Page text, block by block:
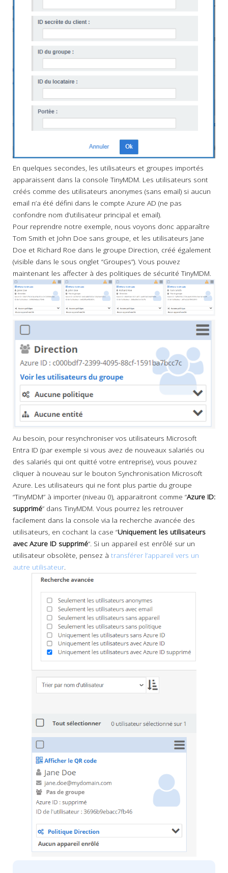
En quelques secondes, les utilisateurs et groupes importés
apparaissent dans la console TinyMDM. Les utilisateurs sont
créés comme des utilisateurs anonymes (sans email) si aucun
email n’a été défini dans le compte Azure AD (ne pas
confondre nom d’utilisateur principal et email).
Pour reprendre notre exemple, nous voyons donc apparaître
Tom Smith et John Doe sans groupe, et les utilisateurs Jane
Doe et Richard Roe dans le groupe Direction, créé également
(visible dans le sous onglet “Groupes”). Vous pouvez
maintenant les affecter à des politiques de sécurité TinyMDM.
Au besoin, pour resynchroniser vos utilisateurs Microsoft
Entra ID (par exemple si vous avez de nouveaux salariés ou
des salariés qui ont quitté votre entreprise), vous pouvez
cliquer à nouveau sur le bouton Synchronisation Microsoft
Azure. Les utilisateurs qui ne font plus partie du groupe
“TinyMDM” à importer (niveau 0), apparaitront comme “Azure ID:
supprimé” dans TinyMDM. Vous pourrez les retrouver
facilement dans la console via la recherche avancée des
utilisateurs, en cochant la case “Uniquement les utilisateurs
avec Azure ID supprimé“. Si un appareil est enrôlé sur un
utilisateur obsolète, pensez à transférer l’appareil vers un
autre utilisateur.